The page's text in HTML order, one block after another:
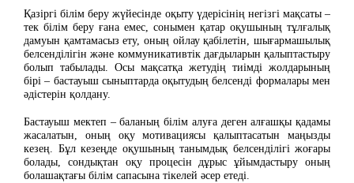
Қазіргі білім беру жүйесінде оқыту үдерісінің негізгі мақсаты –
тек білім беру ғана емес, сонымен қатар оқушының тұлғалық
дамуын қамтамасыз ету, оның ойлау қабілетін, шығармашылық
белсенділігін және коммуникативтік дағдыларын қалыптастыру
болып табылады. Осы мақсатқа жетудің тиімді жолдарының
бірі – бастауыш сыныптарда оқытудың белсенді формалары мен
әдістерін қолдану.
Бастауыш мектеп – баланың білім алуға деген алғашқы қадамы
жасалатын, оның оқу мотивациясы қалыптасатын маңызды
кезең. Бұл кезеңде оқушының танымдық белсенділігі жоғары
болады, сондықтан оқу процесін дұрыс ұйымдастыру оның
болашақтағы білім сапасына тікелей әсер етеді.